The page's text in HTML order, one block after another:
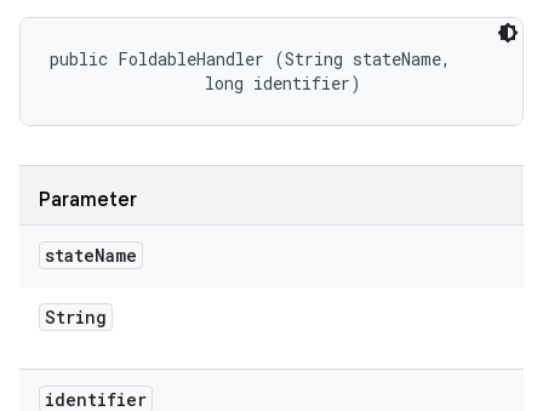
public FoldableHandler (String stateName,
                long identifier)
Parameter
stateName
String
identifier